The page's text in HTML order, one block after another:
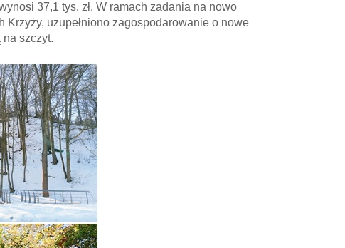
37,1 tys. zł. W ramach zadania na nowo
Krzyży, uzupełniono zagospodarowanie o nowe
szczyt.